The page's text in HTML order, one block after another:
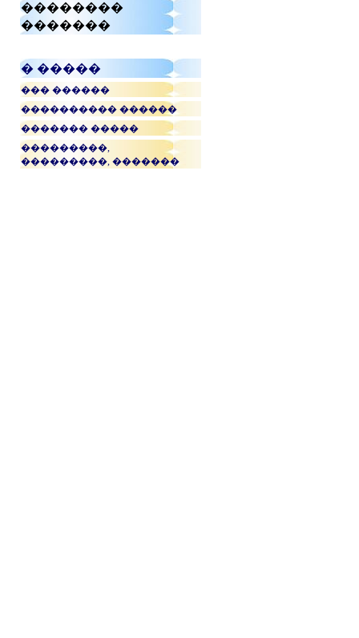
��������
�������
� �����
��� ������
���������� ������
������� �����
���������,
���������, �������